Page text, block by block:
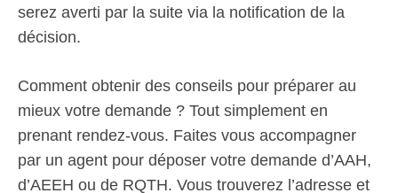
serez averti par la suite via la notification de la
décision.
Comment obtenir des conseils pour préparer au
mieux votre demande ? Tout simplement en
prenant rendez-vous. Faites vous accompagner
par un agent pour déposer votre demande d’AAH,
d’AEEH ou de RQTH. Vous trouverez l’adresse et